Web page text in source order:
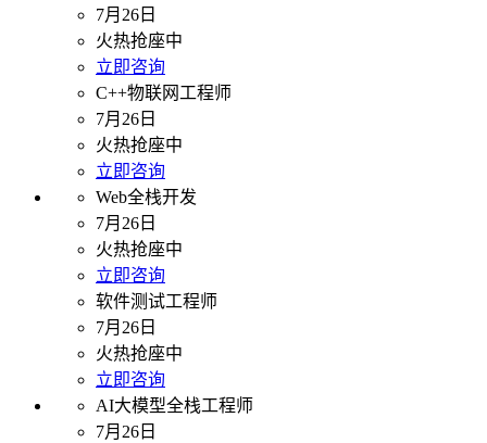
7月26日
火热抢座中
立即咨询
C++物联网工程师
7月26日
火热抢座中
立即咨询
Web全栈开发
7月26日
火热抢座中
立即咨询
软件测试工程师
7月26日
火热抢座中
立即咨询
AI大模型全栈工程师
7月26日